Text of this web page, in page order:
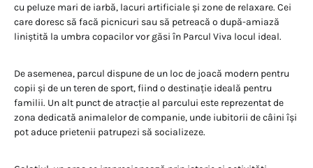
cu peluze mari de iarbă, lacuri artificiale și zone de relaxare. Cei
care doresc să facă picnicuri sau să petreacă o după-amiază
liniștită la umbra copacilor vor găsi în Parcul Viva locul ideal.
De asemenea, parcul dispune de un loc de joacă modern pentru
copii și de un teren de sport, fiind o destinație ideală pentru
familii. Un alt punct de atracție al parcului este reprezentat de
zona dedicată animalelor de companie, unde iubitorii de câini își
pot aduce prietenii patrupezi să socializeze.